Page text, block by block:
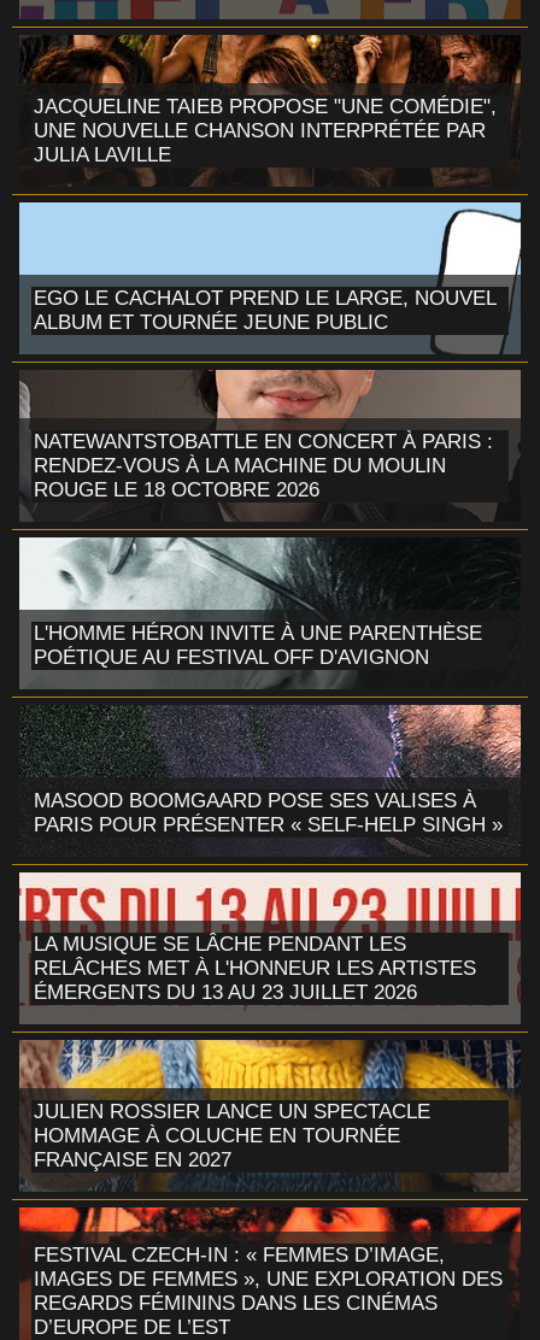
JACQUELINE TAIEB PROPOSE "UNE COMÉDIE",
UNE NOUVELLE CHANSON INTERPRÉTÉE PAR
JULIA LAVILLE
EGO LE CACHALOT PREND LE LARGE, NOUVEL
ALBUM ET TOURNÉE JEUNE PUBLIC
NATEWANTSTOBATTLE EN CONCERT À PARIS :
RENDEZ-VOUS À LA MACHINE DU MOULIN
ROUGE LE 18 OCTOBRE 2026
L'HOMME HÉRON INVITE À UNE PARENTHÈSE
POÉTIQUE AU FESTIVAL OFF D'AVIGNON
MASOOD BOOMGAARD POSE SES VALISES À
PARIS POUR PRÉSENTER « SELF-HELP SINGH »
LA MUSIQUE SE LÂCHE PENDANT LES
RELÂCHES MET À L'HONNEUR LES ARTISTES
ÉMERGENTS DU 13 AU 23 JUILLET 2026
JULIEN ROSSIER LANCE UN SPECTACLE
HOMMAGE À COLUCHE EN TOURNÉE
FRANÇAISE EN 2027
FESTIVAL CZECH-IN : « FEMMES D’IMAGE,
IMAGES DE FEMMES », UNE EXPLORATION DES
REGARDS FÉMININS DANS LES CINÉMAS
D’EUROPE DE L’EST